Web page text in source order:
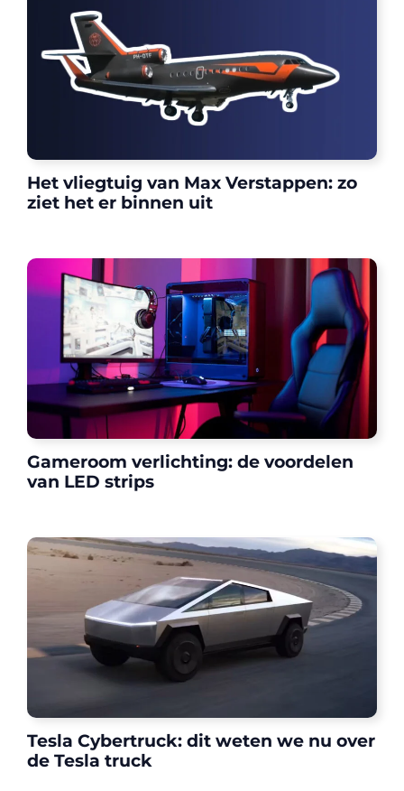
Het vliegtuig van Max Verstappen: zo
ziet het er binnen uit
Gameroom verlichting: de voordelen
van LED strips
Tesla Cybertruck: dit weten we nu over
de Tesla truck